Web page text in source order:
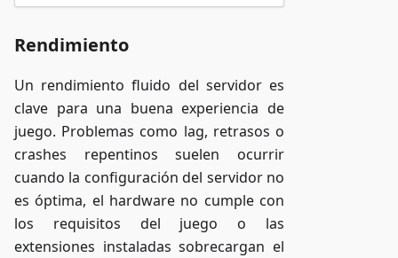
Rendimiento
Un rendimiento fluido del servidor es
clave para una buena experiencia de
juego. Problemas como lag, retrasos o
crashes repentinos suelen ocurrir
cuando la configuración del servidor no
es óptima, el hardware no cumple con
los requisitos del juego o las
extensiones instaladas sobrecargan el